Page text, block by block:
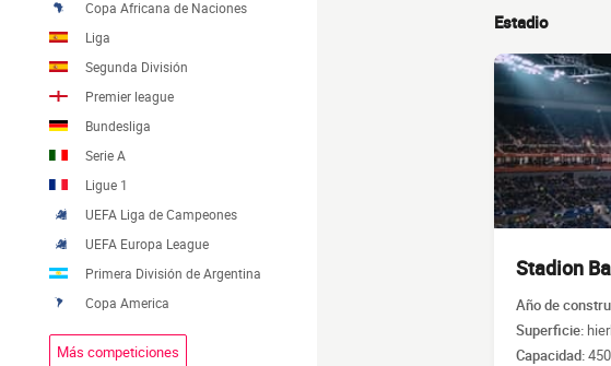
Copa Africana de Naciones
Liga
Segunda División
Premier league
Bundesliga
Serie A
Ligue 1
UEFA Liga de Campeones
UEFA Europa League
Primera División de Argentina
Copa America
Más competiciones
Estadio
Stadion
Año de
Superficie:
Capacidad: